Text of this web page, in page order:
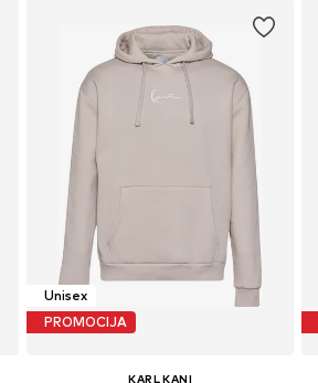
Unisex
PROMOCIJA
KARL KANI